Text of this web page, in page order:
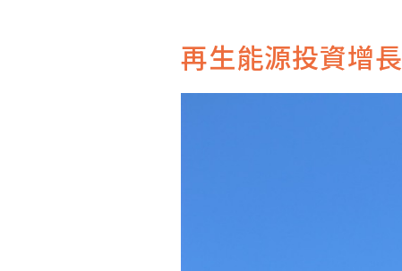
再生能源投資增